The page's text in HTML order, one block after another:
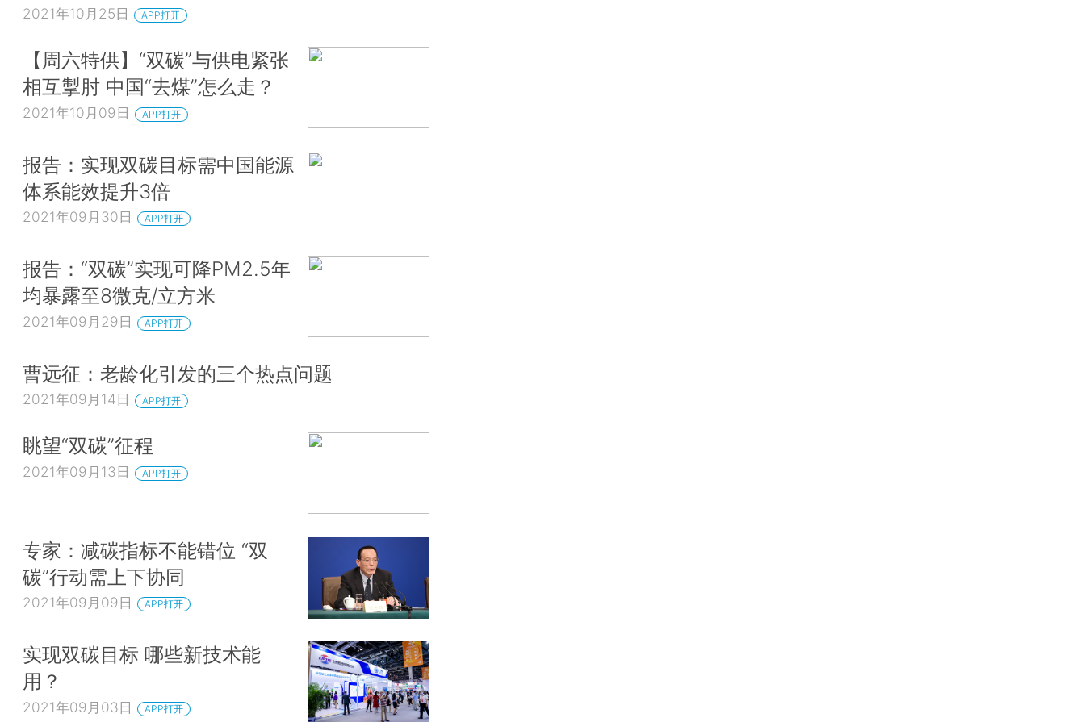
2021年10月25日 APP打开
【周六特供】“双碳”与供电紧张
相互掣肘 中国“去煤”怎么走？
2021年10月09日 APP打开
报告：实现双碳目标需中国能源
体系能效提升3倍
2021年09月30日 APP打开
报告：“双碳”实现可降PM2.5年
均暴露至8微克/立方米
2021年09月29日 APP打开
曹远征：老龄化引发的三个热点问题
2021年09月14日 APP打开
眺望“双碳”征程
2021年09月13日 APP打开
专家：减碳指标不能错位 “双
碳”行动需上下协同
2021年09月09日 APP打开
实现双碳目标 哪些新技术能
用？
2021年09月03日 APP打开